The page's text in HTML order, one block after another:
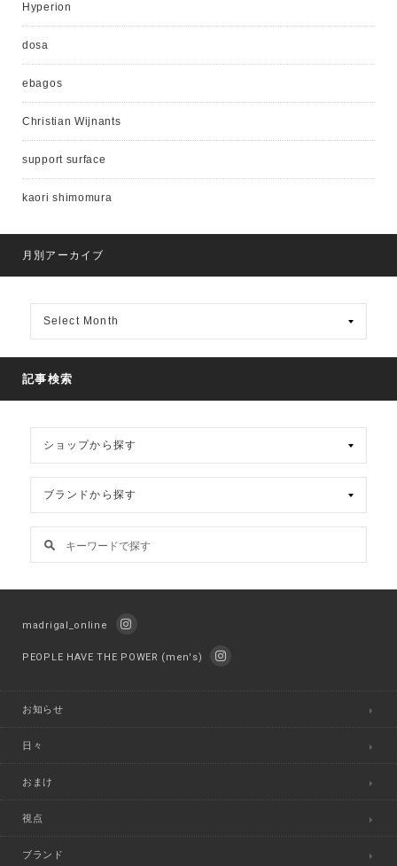
Hyperion
dosa
ebagos
Christian Wijnants
support surface
kaori shimomura
月別アーカイブ
ア
ー
カ
イ
ブ
記事検索
madrigal_online
PEOPLE HAVE THE POWER (men's)
お知らせ
日々
おまけ
視点
ブランド